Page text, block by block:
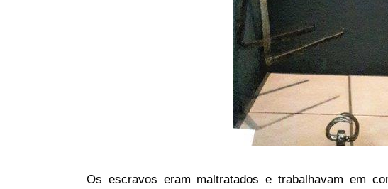
Os escravos eram maltratados e trabalhavam em